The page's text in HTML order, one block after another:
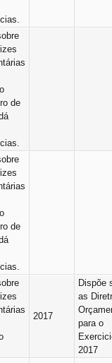
de
de
2017
Dispõe
as
para o
2017